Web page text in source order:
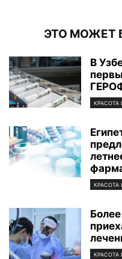
ЭТО МОЖЕТ
В
КРАСОТА
КРАСОТА
КРАСОТА